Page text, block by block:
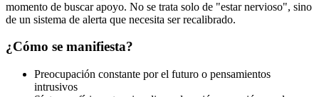
momento de buscar apoyo. No se trata solo de "estar nervioso", sino
de un sistema de alerta que necesita ser recalibrado.
¿Cómo se manifiesta?
Preocupación constante por el futuro o pensamientos
intrusivos